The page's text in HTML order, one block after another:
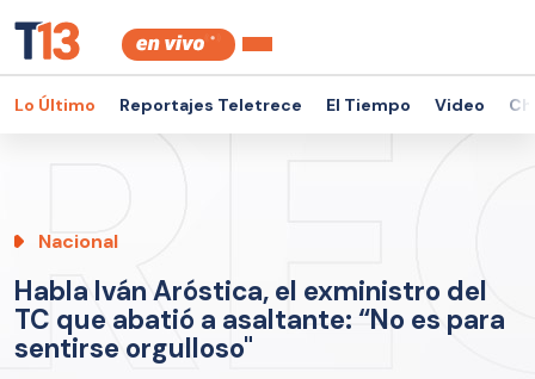
Lo Último Reportajes Teletrece El Tiempo Video
Nacional
Habla Iván Aróstica, el exministro del
TC que abatió a asaltante: “No es para
sentirse orgulloso"